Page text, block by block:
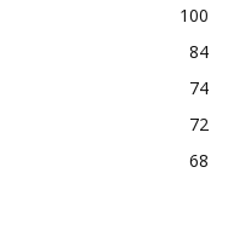
100
84
74
72
68